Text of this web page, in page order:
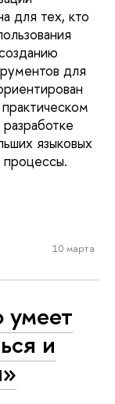
для тех, кто
для
языковых
10 марта
умеет
и